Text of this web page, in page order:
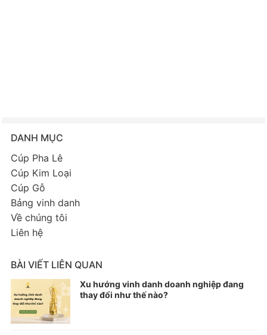
DANH MỤC
Cúp Pha Lê
Cúp Kim Loại
Cúp Gỗ
Bảng vinh danh
Về chúng tôi
Liên hệ
BÀI VIẾT LIÊN QUAN
Xu hướng vinh danh doanh nghiệp đang
thay đổi như thế nào?